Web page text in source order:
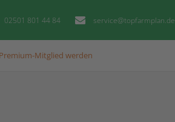
02501 801 44 84 service@topfarmplan.de
Mitglied werden